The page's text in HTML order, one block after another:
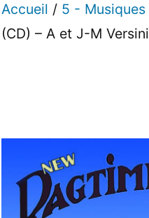
Accueil / 5 - Musiques
(CD) – A et J-M Versini